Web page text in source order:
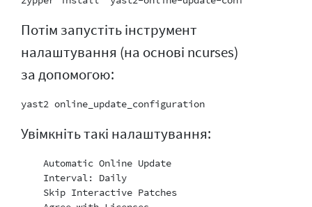
Потім запустіть інструмент
налаштування (на основі ncurses)
за допомогою:
Увімкніть такі налаштування:
    Automatic Online Update
    Interval: Daily
    Skip Interactive Patches